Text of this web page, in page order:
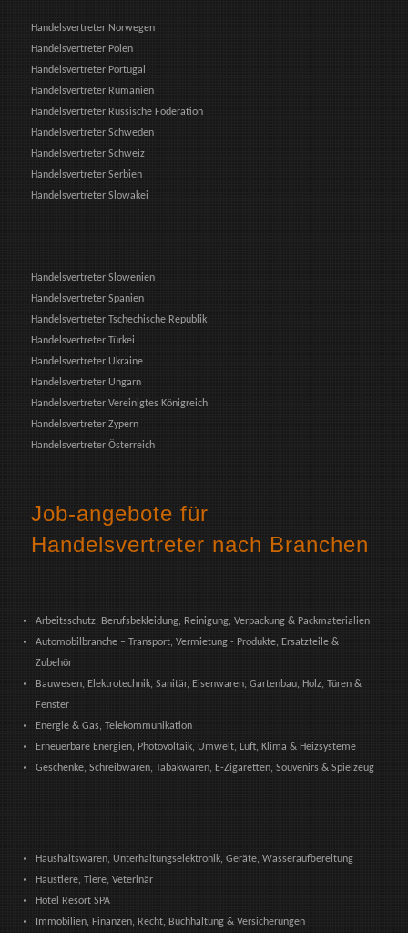
Handelsvertreter Norwegen
Handelsvertreter Polen
Handelsvertreter Portugal
Handelsvertreter Rumänien
Handelsvertreter Russische Föderation
Handelsvertreter Schweden
Handelsvertreter Schweiz
Handelsvertreter Serbien
Handelsvertreter Slowakei
Handelsvertreter Slowenien
Handelsvertreter Spanien
Handelsvertreter Tschechische Republik
Handelsvertreter Türkei
Handelsvertreter Ukraine
Handelsvertreter Ungarn
Handelsvertreter Vereinigtes Königreich
Handelsvertreter Zypern
Handelsvertreter Österreich
Job-angebote für
Handelsvertreter nach Branchen
Arbeitsschutz, Berufsbekleidung, Reinigung, Verpackung & Packmaterialien
Automobilbranche – Transport, Vermietung - Produkte, Ersatzteile &
Zubehör
Bauwesen, Elektrotechnik, Sanitär, Eisenwaren, Gartenbau, Holz, Türen &
Fenster
Energie & Gas, Telekommunikation
Erneuerbare Energien, Photovoltaik, Umwelt, Luft, Klima & Heizsysteme
Geschenke, Schreibwaren, Tabakwaren, E-Zigaretten, Souvenirs & Spielzeug
Haushaltswaren, Unterhaltungselektronik, Geräte, Wasseraufbereitung
Haustiere, Tiere, Veterinär
Hotel Resort SPA
Immobilien, Finanzen, Recht, Buchhaltung & Versicherungen